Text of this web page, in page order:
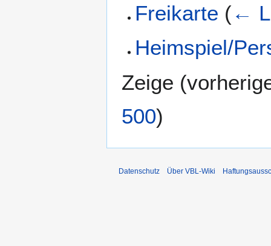
Freikarte (←
Heimspiel/
Zeige (
500)
Datenschutz Über VBL-Wiki